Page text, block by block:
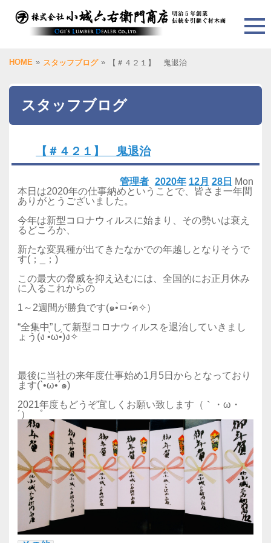
HOME » スタッフブログ » 【＃４２１】 鬼退治
スタッフブログ
【＃４２１】 鬼退治
2020年 12月 28日 Mon
管理者
本日は2020年の仕事納めということで、皆さま一年間
ありがとうございました。
今年は新型コロナウィルスに始まり、その勢いは衰え
るどころか、
新たな変異種が出てきたなかでの年越しとなりそうで
す(；_；)
この最大の脅威を抑え込むには、全国的にお正月休み
に入るこれからの
1～2週間が勝負です(๑•̀ㅁ•́ฅ✧）
“全集中”して新型コロナウィルスを退治していきまし
ょう(ง •̀ω•́)ง✧
最後に当社の来年度仕事始め1月5日からとなっており
ます(`•ω•´๑)
2021年度もどうぞ宜しくお願い致します（｀・ω・
´）ゝﾟ